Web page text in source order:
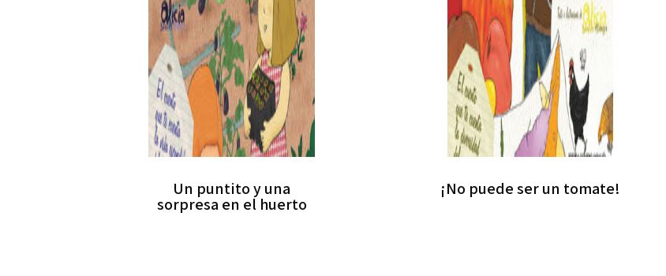
Un puntito y una
sorpresa en el huerto
¡No puede ser un tomate!